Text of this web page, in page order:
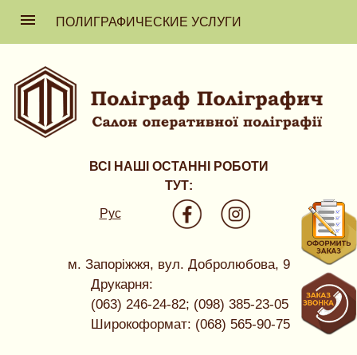
ПОЛИГРАФИЧЕСКИЕ УСЛУГИ
ВСІ НАШІ ОСТАННІ РОБОТИ
ТУТ:
Рус
м. Запоріжжя, вул. Добролюбова, 9
Друкарня:
(063) 246-24-82; (098) 385-23-05
Широкоформат: (068) 565-90-75